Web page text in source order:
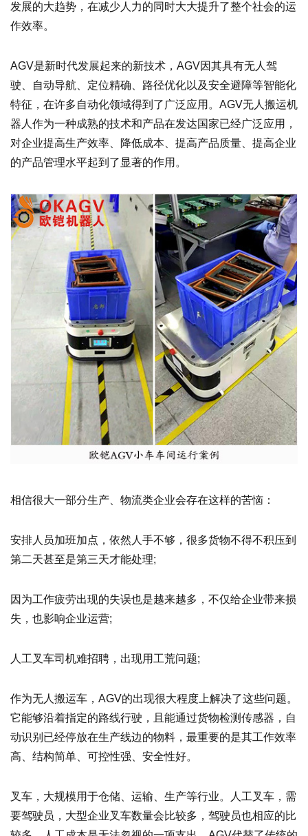
发展的大趋势，在减少人力的同时大大提升了整个社会的运
作效率。
AGV是新时代发展起来的新技术，AGV因其具有无人驾
驶、自动导航、定位精确、路径优化以及安全避障等智能化
特征，在许多自动化领域得到了广泛应用。AGV无人搬运机
器人作为一种成熟的技术和产品在发达国家已经广泛应用，
对企业提高生产效率、降低成本、提高产品质量、提高企业
的产品管理水平起到了显著的作用。
相信很大一部分生产、物流类企业会存在这样的苦恼：
安排人员加班加点，依然人手不够，很多货物不得不积压到
第二天甚至是第三天才能处理;
因为工作疲劳出现的失误也是越来越多，不仅给企业带来损
失，也影响企业运营;
人工叉车司机难招聘，出现用工荒问题;
作为无人搬运车，AGV的出现很大程度上解决了这些问题。
它能够沿着指定的路线行驶，且能通过货物检测传感器，自
动识别已经停放在生产线边的物料，最重要的是其工作效率
高、结构简单、可控性强、安全性好。
叉车，大规模用于仓储、运输、生产等行业。人工叉车，需
要驾驶员，大型企业叉车数量会比较多，驾驶员也相应的比